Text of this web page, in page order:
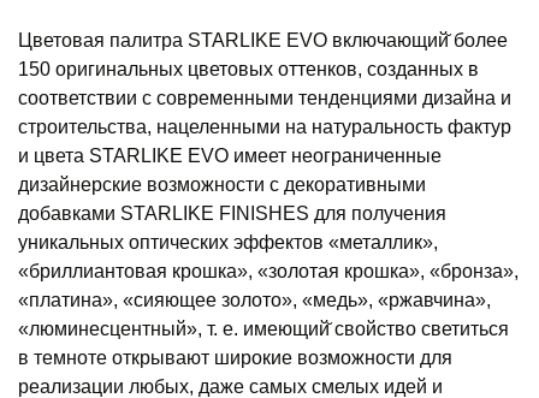
Цветовая палитра STARLIKE EVO включающий̆ более
150 оригинальных цветовых оттенков, созданных в
соответствии с современными тенденциями дизайна и
строительства, нацеленными на натуральность фактур
и цвета STARLIKE EVO имеет неограниченные
дизайнерские возможности с декоративными
добавками STARLIKE FINISHES для получения
уникальных оптических эффектов «металлик»,
«бриллиантовая крошка», «золотая крошка», «бронза»,
«платина», «сияющее золото», «медь», «ржавчина»,
«люминесцентный», т. е. имеющий̆ свойство светиться
в темноте открывают широкие возможности для
реализации любых, даже самых смелых идей и